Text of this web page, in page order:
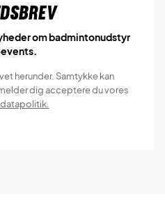
om badmintonudstyr
herunder. Samtykke kan
dig acceptere du vores